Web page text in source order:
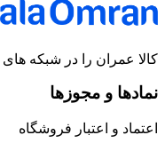
کالا عمران را در شبکه های
نمادها و مجوزها
اعتماد و اعتبار فروشگاه